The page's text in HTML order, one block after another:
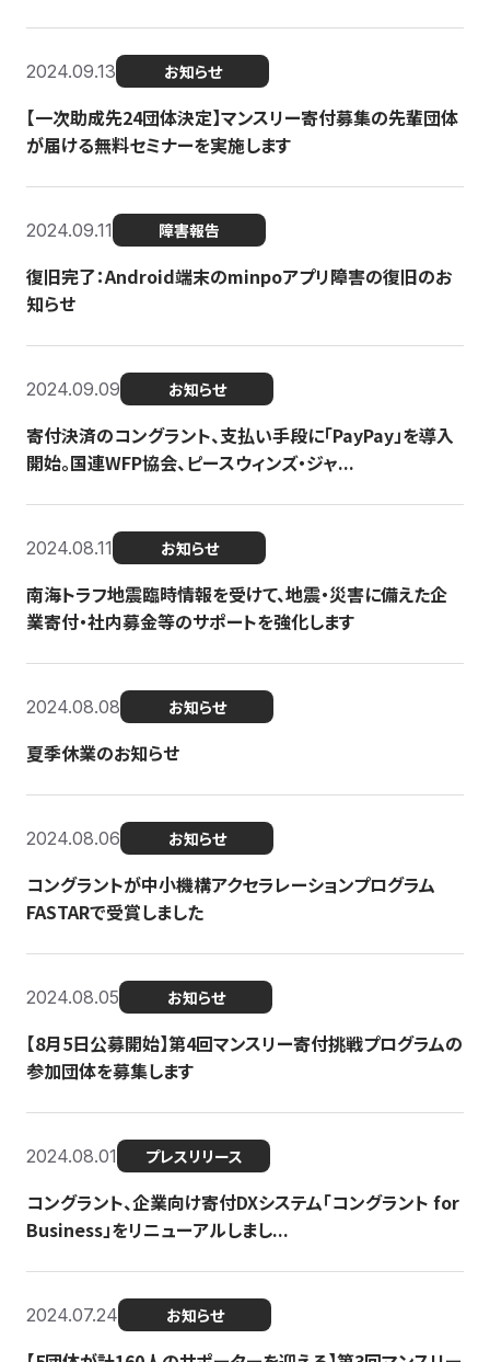
2024.09.13 お知らせ
【一次助成先24団体決定】マンスリー寄付募集の先輩団体
が届ける無料セミナーを実施します
2024.09.11 障害報告
復旧完了：Android端末のminpoアプリ障害の復旧のお
知らせ
2024.09.09 お知らせ
寄付決済のコングラント、支払い手段に「PayPay」を導入
開始。国連WFP協会、ピースウィンズ・ジャ...
2024.08.11 お知らせ
南海トラフ地震臨時情報を受けて、地震・災害に備えた企
業寄付・社内募金等のサポートを強化します
2024.08.08 お知らせ
夏季休業のお知らせ
2024.08.06 お知らせ
コングラントが中小機構アクセラレーションプログラム
FASTARで受賞しました
2024.08.05 お知らせ
【8月5日公募開始】第4回マンスリー寄付挑戦プログラムの
参加団体を募集します
2024.08.01 プレスリリース
コングラント、企業向け寄付DXシステム「コングラント for
Business」をリニューアルしまし...
2024.07.24 お知らせ